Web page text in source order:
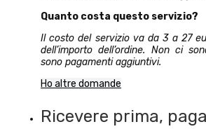
Quanto costa questo servizio?
Il costo del servizio va da 3 a 27
dell’importo dell’ordine. Non ci
sono pagamenti aggiuntivi.
Ho altre domande
Ricevere prima,